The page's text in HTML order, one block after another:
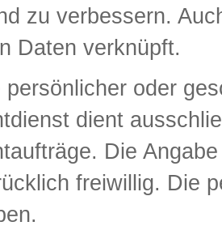
zu verbessern.
Daten verknüpft.
persönlicher oder
dient
Die
freiwillig. Die